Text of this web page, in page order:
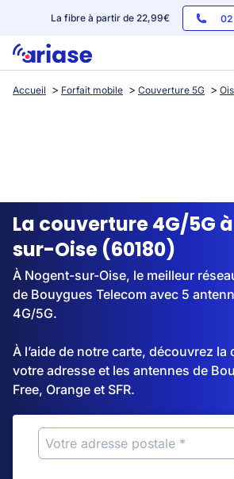
La fibre à partir de 22,99€
Box internet
Streaming
Accueil Forfait mobile Couverture 5G
La couverture 4G/5G
sur-Oise (60180)
À Nogent-sur-Oise, le meilleur
de Bouygues Telecom avec 5
4G/5G.
À l’aide de notre carte, découvrez la
votre adresse et les antennes de
Free, Orange et SFR.